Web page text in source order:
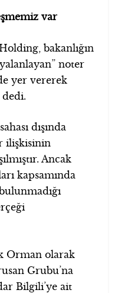
var
bakanlığın
noter
yer vererek
dedi.
dışında
ilişkisinin
Ancak
kapsamında
Orman olarak
Grubu’na
Bilgili’ye ait